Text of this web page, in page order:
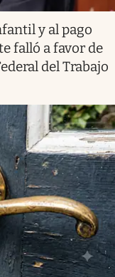
y al pago
falló a favor de
del Trabajo